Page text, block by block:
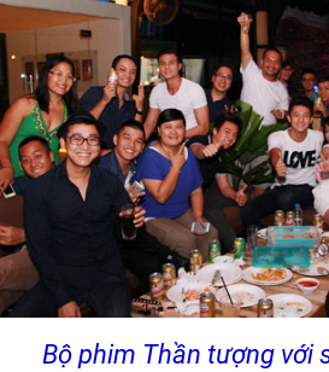
Bộ phim Thần tượng với